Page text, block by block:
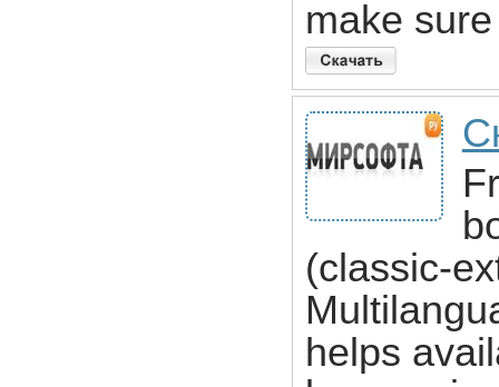
make sure
(classic-
helps